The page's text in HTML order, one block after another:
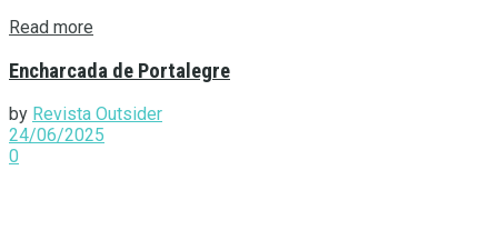
Read more
Encharcada de Portalegre
by Revista Outsider
24/06/2025
0